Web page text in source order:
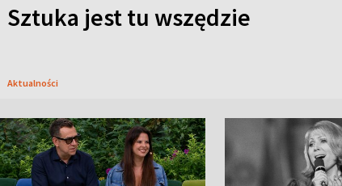
Sztuka jest tu wszędzie
Aktualności